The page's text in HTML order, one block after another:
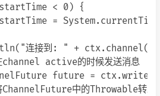
< 0) {
=
连接到: " +
active的时候发送消息
future =
中的Throwable转发